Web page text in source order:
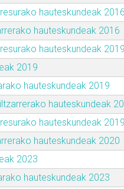
hauteskundeak 2016
hauteskundeak 2016
hauteskundeak 2019
2019
hauteskundeak 2019
hauteskundeak
hauteskundeak 2019
hauteskundeak 2020
2023
hauteskundeak 2023